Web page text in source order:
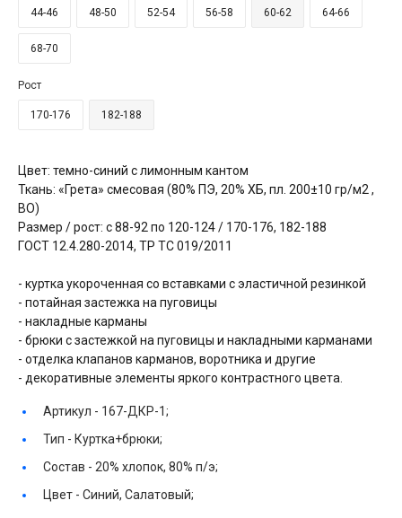
44-46 48-50 52-54 56-58 60-62 64-66
68-70
Рост
170-176 182-188
Цвет: темно-синий с лимонным кантом
Ткань: «Грета» смесовая (80% ПЭ, 20% ХБ, пл. 200±10 гр/м2 ,
ВО)
Размер / рост: с 88-92 по 120-124 / 170-176, 182-188
ГОСТ 12.4.280-2014, ТР ТС 019/2011
- куртка укороченная со вставками с эластичной резинкой
- потайная застежка на пуговицы
- накладные карманы
- брюки с застежкой на пуговицы и накладными карманами
- отделка клапанов карманов, воротника и другие
- декоративные элементы яркого контрастного цвета.
Артикул - 167-ДКР-1;
Тип - Куртка+брюки;
Состав - 20% хлопок, 80% п/э;
Цвет - Синий, Салатовый;